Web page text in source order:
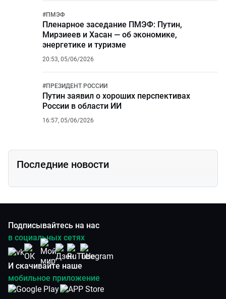
#ПМЭФ
Пленарное заседание ПМЭФ: Путин,
Мирзиеев и Хасан — об экономике,
энергетике и туризме
20:53, 05/06/2026
#ПРЕЗИДЕНТ РОССИИ
Путин заявил о хороших перспективах
России в области ИИ
16:57, 05/06/2026
Последние новости
Подписывайтесь на нас
в социальных сетях
И скачивайте наше
мобильное приложение